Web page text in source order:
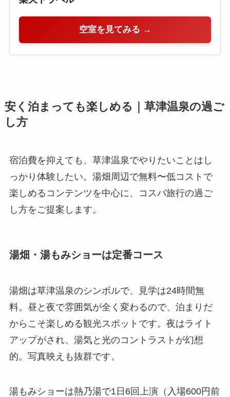
空室を見てみる →
安く泊まっても楽しめる｜草津温泉の過ご
し方
宿泊費を抑えても、草津温泉でやりたいことはし
っかり体験したい。湯畑周辺で無料〜低コストで
楽しめるコンテンツを中心に、コスパ旅行の過ご
し方をご提案します。
湯畑・湯もみショーは定番コース
湯畑は草津温泉のシンボルで、見学は24時間無
料。昼と夜で雰囲気が全く変わるので、泊まりだ
からこそ楽しめる観光スポットです。夜はライト
アップがされ、湯気と光のコントラストが幻想
的。写真映えも抜群です。
湯もみショーは熱乃湯で1日6回上演（入場600円前